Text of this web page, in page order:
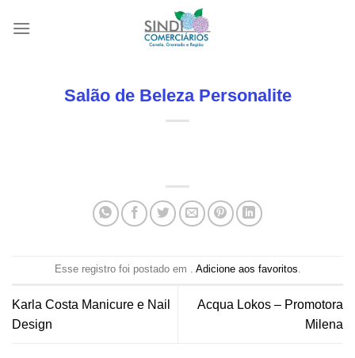
Salão de Beleza Personalite
Esse registro foi postado em . Adicione aos favoritos.
Karla Costa Manicure e Nail
Design
Acqua Lokos – Promotora
Milena